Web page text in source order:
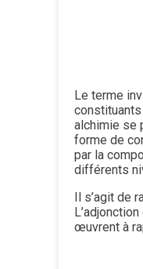
Le terme
constituants
alchimie se
forme de
par la
différents
Il s’agit
œuvrent à